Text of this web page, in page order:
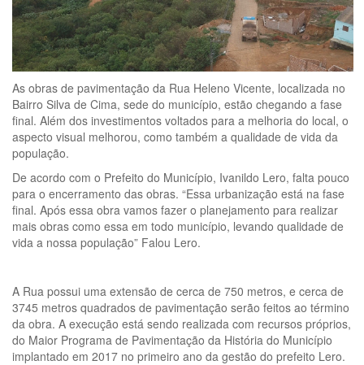
As obras de pavimentação da Rua Heleno Vicente, localizada no
Bairro Silva de Cima, sede do município, estão chegando a fase
final. Além dos investimentos voltados para a melhoria do local, o
aspecto visual melhorou, como também a qualidade de vida da
população.
De acordo com o Prefeito do Município, Ivanildo Lero, falta pouco
para o encerramento das obras. “Essa urbanização está na fase
final. Após essa obra vamos fazer o planejamento para realizar
mais obras como essa em todo município, levando qualidade de
vida a nossa população” Falou Lero.
A Rua possui uma extensão de cerca de 750 metros, e cerca de
3745 metros quadrados de pavimentação serão feitos ao término
da obra. A execução está sendo realizada com recursos próprios,
do Maior Programa de Pavimentação da História do Município
implantado em 2017 no primeiro ano da gestão do prefeito Lero.